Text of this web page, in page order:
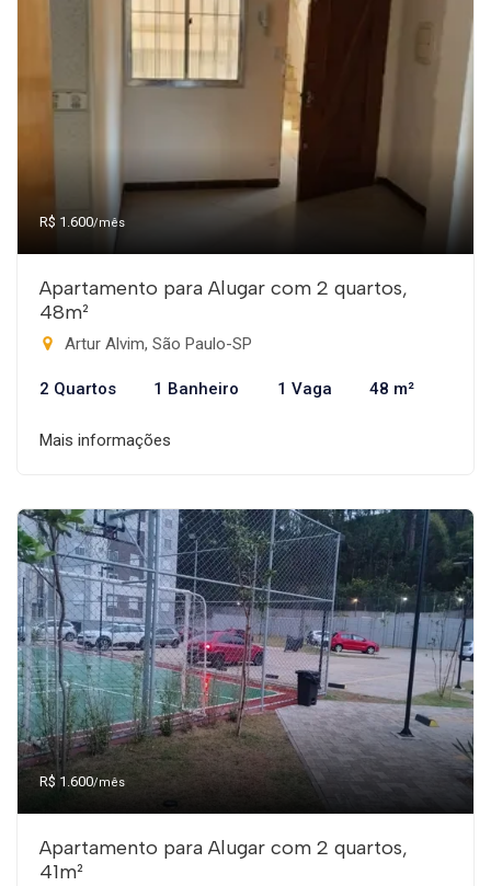
R$ 1.600/mês
Apartamento para Alugar com 2 quartos,
48m²
Artur Alvim, São Paulo-SP
2 Quartos 1 Banheiro 1 Vaga 48 m²
Mais informações
R$ 1.600/mês
Apartamento para Alugar com 2 quartos,
41m²